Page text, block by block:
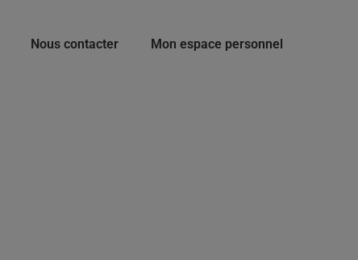
Nous contacter Mon espace personnel